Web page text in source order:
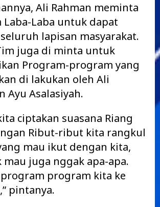
Ali Rahman meminta
Laba-Laba untuk dapat
lapisan masyarakat.
juga di minta untuk
Program-program yang
di lakukan oleh Ali
Ayu Asalasiyah.
ciptakan suasana Riang
Ribut-ribut kita rangkul
mau ikut dengan kita,
juga nggak apa-apa.
program kita ke
pintanya.